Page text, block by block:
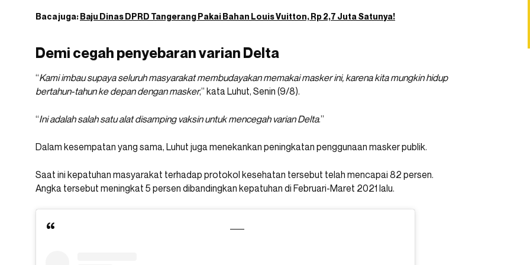
Baca juga:Baju Dinas DPRD Tangerang Pakai Bahan Louis Vuitton, Rp 2,7 Juta Satunya!
Demi cegah penyebaran varian Delta
“Kami imbau supaya seluruh masyarakat membudayakan memakai masker ini, karena kita mungkin hidup
bertahun-tahun ke depan dengan masker,” kata Luhut, Senin (9/8).
“Ini adalah salah satu alat disamping vaksin untuk mencegah varian Delta.”
Dalam kesempatan yang sama, Luhut juga menekankan peningkatan penggunaan masker publik.
Saat ini kepatuhan masyarakat terhadap protokol kesehatan tersebut telah mencapai 82 persen.
Angka tersebut meningkat 5 persen dibandingkan kepatuhan di Februari-Maret 2021 lalu.